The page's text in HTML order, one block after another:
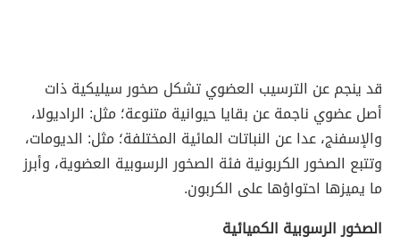
قد ينجم عن الترسيب العضوي تشكل صخور سيليكية ذات
أصل عضوي ناجمة عن بقايا حيوانية متنوعة؛ مثل: الراديولا،
والإسفنج، عدا عن النباتات المائية المختلفة؛ مثل: الديومات،
وتتبع الصخور الكربونية فئة الصخور الرسوبية العضوية، وأبرز
ما يميزها احتواؤها على الكربون.
الصخور الرسوبية الكميائية